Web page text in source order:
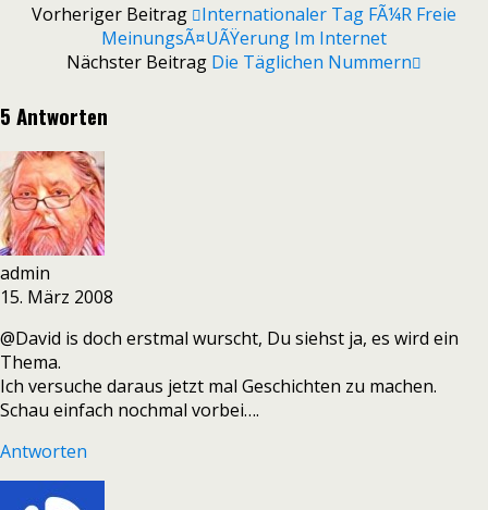
Vorheriger Beitrag
Internationaler Tag FÃ¼r Freie
MeinungsÃ¤uÃŸerung Im Internet
Nächster Beitrag Die Täglichen Nummern
5 Antworten
admin
15. März 2008
@David is doch erstmal wurscht, Du siehst ja, es wird ein
Thema.
Ich versuche daraus jetzt mal Geschichten zu machen.
Schau einfach nochmal vorbei….
Antworten